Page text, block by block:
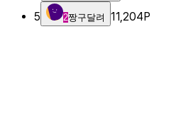
5
2짱구달려 11,204P